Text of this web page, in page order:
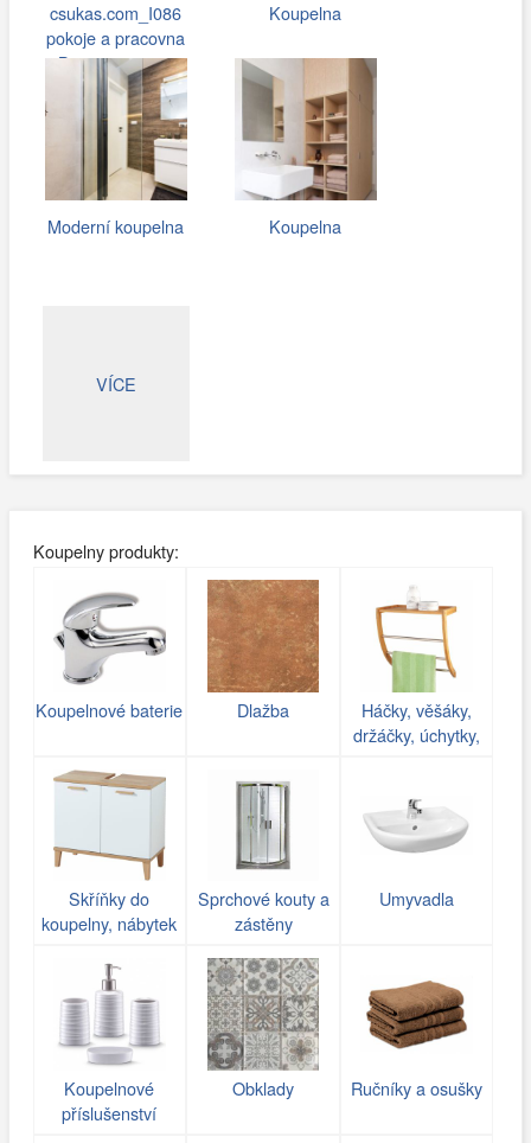
csukas.com_I086
pokoje a pracovna
Beroun 019.jpg
Koupelna
Moderní koupelna Koupelna
VÍCE
Koupelny produkty:
Koupelnové baterie Dlažba
Háčky, věšáky,
držáčky, úchytky,
Skříňky do
koupelny, nábytek
Sprchové kouty a
zástěny
Umyvadla
Koupelnové
příslušenství
Obklady Ručníky a osušky